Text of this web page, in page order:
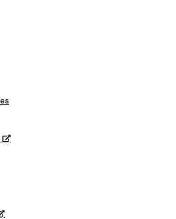
